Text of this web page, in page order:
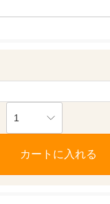
1
カートに入れる